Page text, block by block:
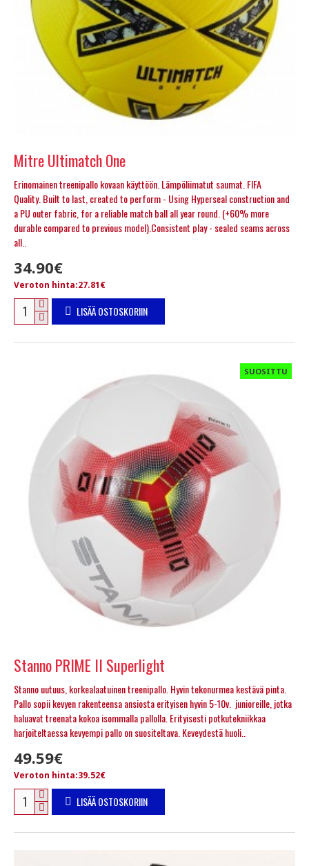
Mitre Ultimatch One
Erinomainen treenipallo kovaan käyttöön. Lämpöliimatut saumat. FIFA
Quality. Built to last, created to perform - Using Hyperseal construction and
a PU outer fabric, for a reliable match ball all year round. (+60% more
durable compared to previous model).Consistent play - sealed seams across
all..
34.90€
Veroton hinta:27.81€
LISÄÄ OSTOSKORIIN
SUOSITTU
Stanno PRIME II Superlight
Stanno uutuus, korkealaatuinen treenipallo. Hyvin tekonurmea kestävä pinta.
Pallo sopii kevyen rakenteensa ansiosta erityisen hyvin 5-10v. junioreille, jotka
haluavat treenata kokoa isommalla pallolla. Erityisesti potkutekniikkaa
harjoiteltaessa kevyempi pallo on suositeltava. Keveydestä huoli..
49.59€
Veroton hinta:39.52€
LISÄÄ OSTOSKORIIN